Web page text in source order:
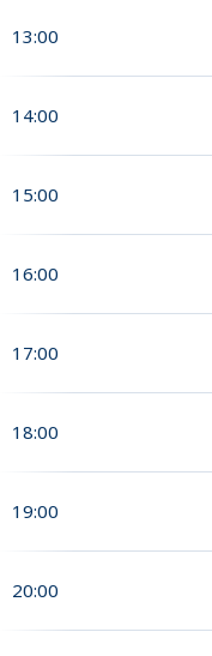
13:00
14:00
15:00
16:00
17:00
18:00
19:00
20:00